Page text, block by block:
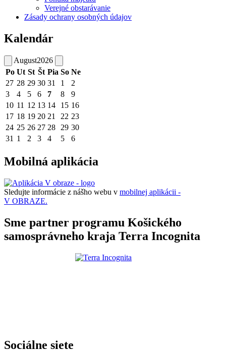
Verejné obstarávanie
Zásady ochrany osobných údajov
Kalendár
August2026
Po Ut St Št Pia So Ne
27 28 29 30 31 1
2
3
4 5 6 7 8
9
10 11 12 13 14 15 16
17 18 19 20 21 22 23
24 25 26 27 28 29 30
31 1 2 3 4 5 6
Mobilná aplikácia
Sledujte informácie z nášho webu v mobilnej aplikácii -
V OBRAZE.
Sme partner programu Košického
samosprávneho kraja Terra Incognita
Sociálne siete